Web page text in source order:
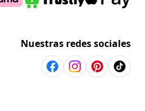
Nuestras redes sociales